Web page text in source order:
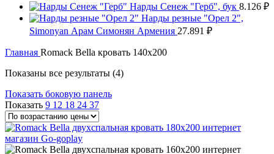
Нарды Сенеж "Герб", бук 8.126 ₽
Нарды резные "Орел 2",
Simonyan Арам Симонян Армения 27.891 ₽
Главная Romack Bella кровать 140x200
Показаны все результаты (4)Цены:
Показать боковую панель
Показать 9 12 18 24 37